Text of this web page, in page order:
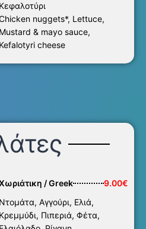
Κεφαλοτύρι
nuggets*, Lettuce,
Mustard & mayo sauce,
Kefalotyri cheese
/ Greek
9.00€
Ντομάτα, Αγγούρι, Ελιά,
Κρεμμύδι, Πιπεριά, Φέτα,